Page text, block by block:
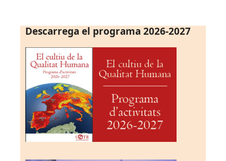
Descarrega el programa 2026-2027